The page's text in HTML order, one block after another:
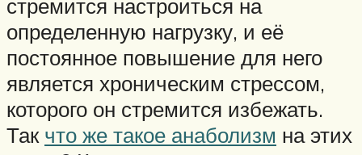
стремится настроиться на
определенную нагрузку, и её
постоянное повышение для него
является хроническим стрессом,
которого он стремится избежать.
Так что же такое анаболизм на этих